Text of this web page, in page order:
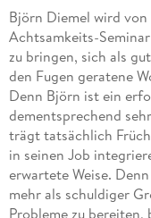
Björn Diemel wird von
Achtsamkeits-
zu bringen, sich als
den Fugen geratene
Denn Björn ist ein
dementsprechend
trägt tatsächlich
in seinen Job
erwartete Weise.
mehr als schuldiger
Probleme zu